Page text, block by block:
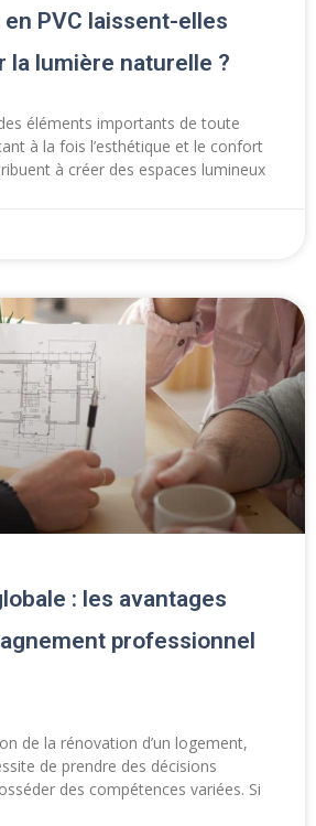
PVC laissent-elles
la lumière naturelle ?
éléments importants de toute
à la fois l’esthétique et le confort
à créer des espaces lumineux
: les avantages
professionnel
de la rénovation d’un logement,
de prendre des décisions
des compétences variées. Si